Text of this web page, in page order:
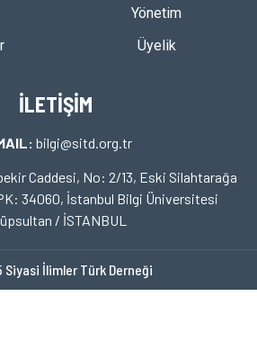
Yönetim
Üyelik
İLETİŞİM
bilgi@sitd.org.tr
Caddesi, No: 2/13, Eski Silahtarağa
34060, İstanbul Bilgi Üniversitesi
/ İSTANBUL
İlimler Türk Derneği